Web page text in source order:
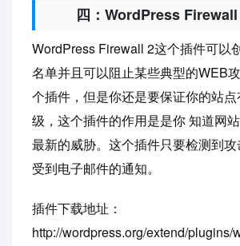
四：WordPress
WordPress Firewall 2这个插件可以
名单并且可以阻止某些典型的WEB
个插件，但是你还是要保证你的站
级，这个插件的作用是是你 知道网
最新的威胁。这个插件只要检测到
受到电子邮件的通知。
插件下载地址：
http://wordpress.org/extend/plugins/